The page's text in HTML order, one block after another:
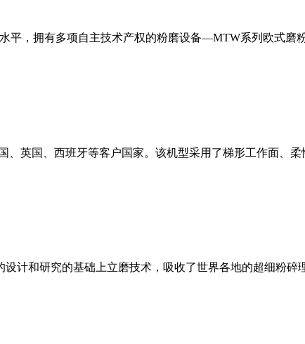
平，拥有多项自主技术产权的粉磨设备—MTW系列欧式磨
、英国、西班牙等客户国家。该机型采用了梯形工作面、
计和研究的基础上立磨技术，吸收了世界各地的超细粉